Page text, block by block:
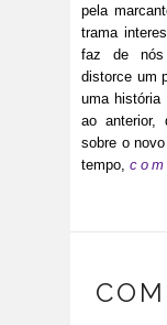
pela
trama
faz de
distorce um
uma história
ao anterior,
sobre o
tempo,